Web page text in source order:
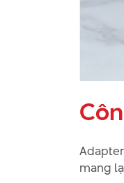
mang